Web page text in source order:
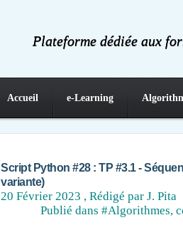
Plateforme dédiée aux
Accueil e-Learning
Script Python #28 : TP #3.1 -
variante)
20 Février 2023 , Rédigé par J. Pita
Publié dans #Algorithmes,